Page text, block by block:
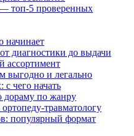
топ-5 проверенных
начинает
диагностики до выдачи
выгодно и легально
чего начать
по жанру
травматологу
популярный формат